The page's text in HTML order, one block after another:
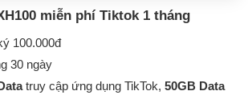
miễn phí Tiktok 1 tháng
100.000đ
30 ngày
truy cập ứng dụng TikTok,50GB Data